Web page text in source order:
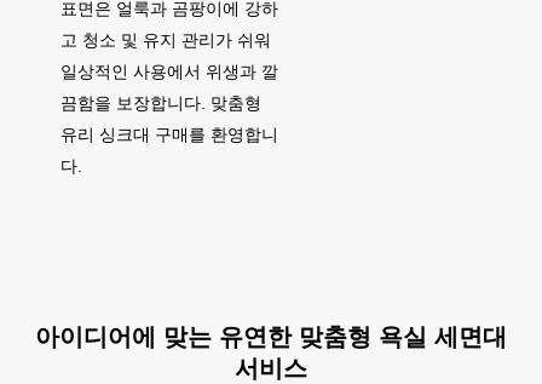
표면은 얼룩과 곰팡이에 강하
고 청소 및 유지 관리가 쉬워
일상적인 사용에서 위생과 깔
끔함을 보장합니다. 맞춤형
유리 싱크대 구매를 환영합니
다.
아이디어에 맞는 유연한 맞춤형 욕실 세면대
서비스